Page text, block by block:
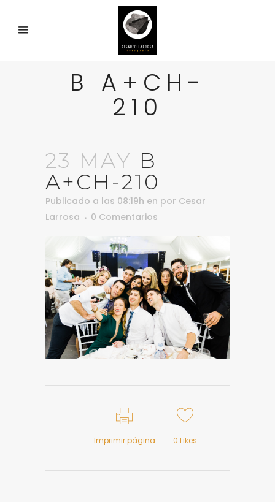
B A+CH-
210
23 MAY B
A+CH-210
Publicado a las 08:19h en por Cesar
Larrosa
0 Comentarios
Imprimir página 0 Likes